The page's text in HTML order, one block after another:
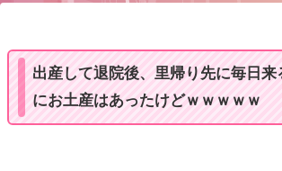
出産して退院後、里帰り先に毎日
にお土産はあったけどｗｗｗｗｗ